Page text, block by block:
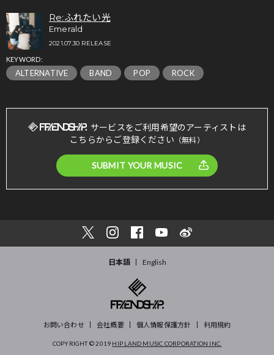
Re:ふれたい光
Emerald
2021.07.30 RELEASE
KEYWORD:
ALTERNATIVE BAND POP ROCK
サービスをご利用希望のアーティストは
こちらからご登録ください （無料）
SUBMIT YOUR MUSIC
日本語 English
お問い合わせ 会社概要 個人情報保護方針 利用規約
COPYRIGHT © 2019 HIP LAND MUSIC CORPORATION INC.